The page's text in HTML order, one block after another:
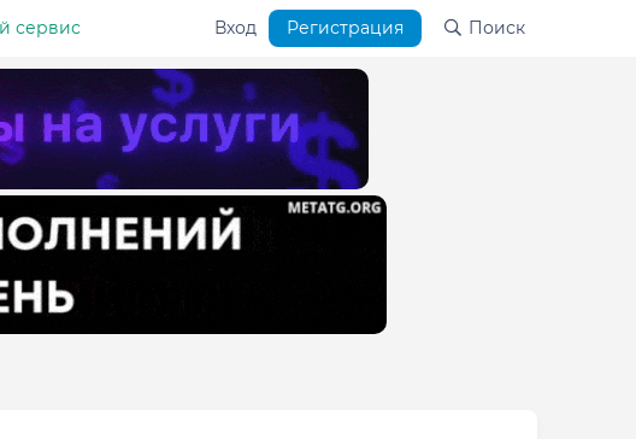
сервис Вход Регистрация Поиск